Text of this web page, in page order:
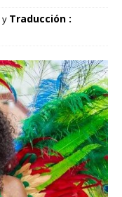
y Traducción :